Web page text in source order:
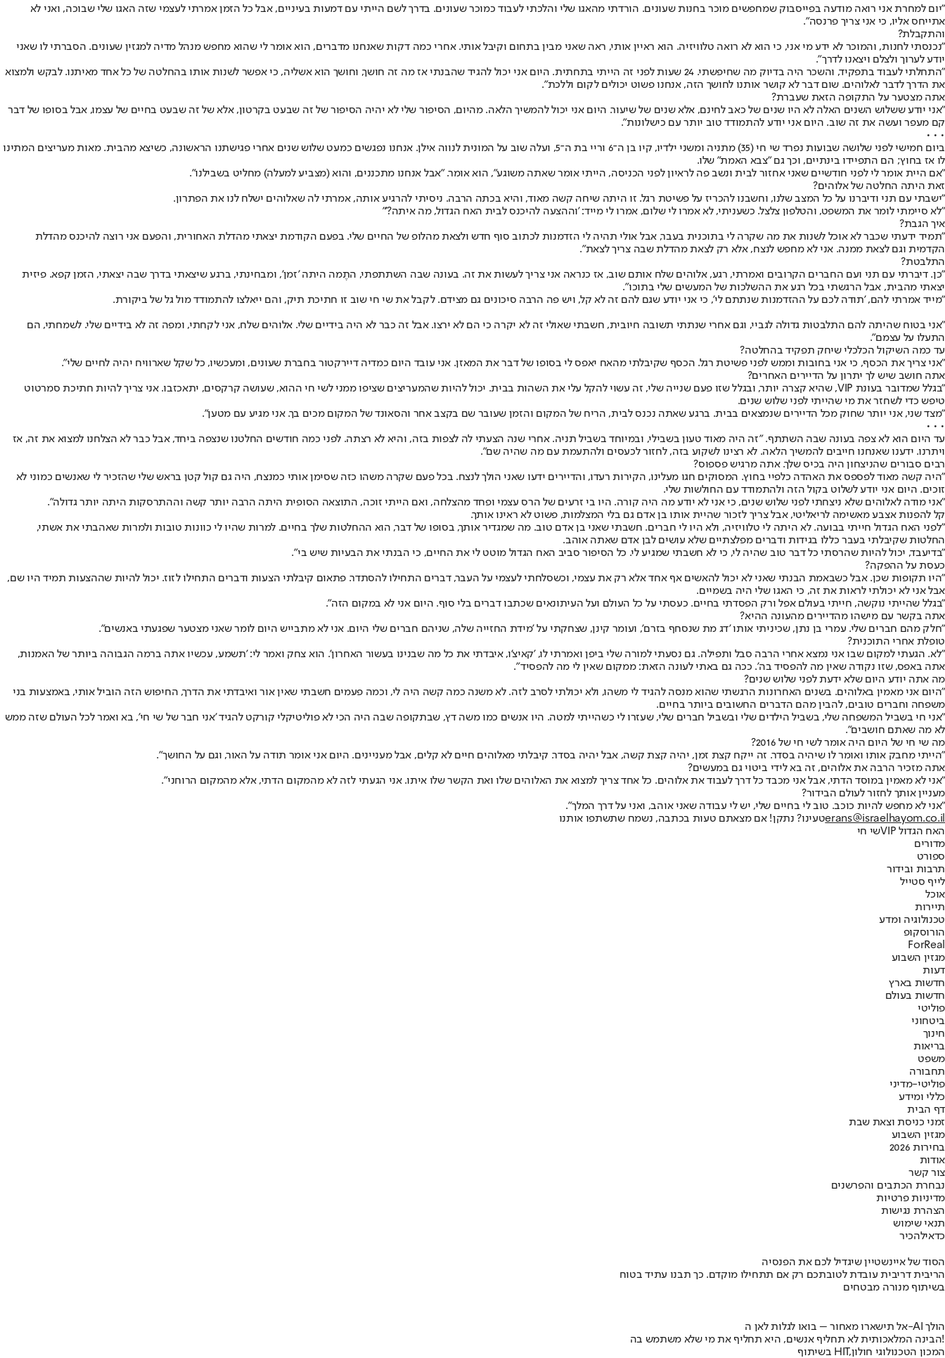
"יום למחרת אני רואה מודעה בפייסבוק שמחפשים מוכר בחנות שעונים. הורדתי מהאגו שלי והלכתי לעבוד כמוכר שעונים. בדרך לשם הייתי עם דמעות בעיניים, אבל כל הזמן אמרתי לעצמי שזה האגו שלי שבוכה, ואני לא
אתייחס אליו, כי אני צריך פרנסה".
והתקבלת?
"נכנסתי לחנות, והמוכר לא ידע מי אני, כי הוא לא רואה טלוויזיה. הוא ראיין אותי, ראה שאני מבין בתחום וקיבל אותי. אחרי כמה דקות שאנחנו מדברים, הוא אומר לי שהוא מחפש מנהל מדיה למגזין שעונים. הסברתי לו שאני
יודע לערוך ולצלם ויצאנו לדרך".
"התחלתי לעבוד בתפקיד, והשכר היה בדיוק מה שחיפשתי. 24 שעות לפני זה הייתי בתחתית. היום אני יכול להגיד שהבנתי אז מה זה חושך, וחושך הוא אשליה, כי אפשר לשנות אותו בהחלטה של כל אחד מאיתנו. לבקש ולמצוא
את הדרך לדבר לאלוהים. שום דבר לא קושר אותנו לחושך הזה, אנחנו פשוט יכולים לקום וללכת".
אתה מצטער על התקופה הזאת שעברת?
"אני יודע ששלוש השנים האלה לא היו שנים של כאב לחינם, אלא שנים של שיעור. היום אני יכול להמשיך הלאה. מהיום, הסיפור שלי לא יהיה הסיפור של זה שבעט בקרטון, אלא של זה שבעט בחיים של עצמו, אבל בסופו של דבר
קם מעפר ועשה את זה שוב. היום אני יודע להתמודד טוב יותר עם כישלונות".
• • •
ביום חמישי לפני שלושה שבועות נפרד שי חי (35) מתניה ומשני ילדיו, קיו בן ה־6 וריי בת ה־5, ועלה שוב על המונית לנווה אילן. אנחנו נפגשים כמעט שלוש שנים אחרי פגישתנו הראשונה, כשיצא מהבית. מאות מעריצים המתינו
לו אז בחוץ; הם התפיידו בינתיים, וכך גם "צבא האמת" שלו.
"אם היית אומר לי לפני חודשיים שאני אחזור לבית ונשב פה לראיון לפני הכניסה, הייתי אומר שאתה משוגע", הוא אומר. "אבל אנחנו מתכננים, והוא (מצביע למעלה) מחליט בשבילנו".
זאת היתה החלטה של אלוהים?
"ישבתי עם תני ודיברנו על כל המצב שלנו, וחשבנו להכריז על פשיטת רגל. זו היתה שיחה קשה מאוד, והיא בכתה הרבה. ניסיתי להרגיע אותה, אמרתי לה שאלוהים ישלח לנו את הפתרון.
"לא סיימתי לומר את המשפט, והטלפון צלצל. כשעניתי, לא אמרו לי שלום, אמרו לי מייד: 'וההצעה להיכנס לבית האח הגדול, מה איתה?'"
איך הגבת?
"תמיד ידעתי שכבר לא אוכל לשנות את מה שקרה לי בתוכנית בעבר, אבל אולי תהיה לי הזדמנות לכתוב סוף חדש ולצאת מהלופ של החיים שלי. בפעם הקודמת יצאתי מהדלת האחורית, והפעם אני רוצה להיכנס מהדלת
הקדמית וגם לצאת ממנה. אני לא מחפש לנצח, אלא רק לצאת מהדלת שבה צריך לצאת".
התלבטת?
"כן. דיברתי עם תני ועם החברים הקרובים ואמרתי, רגע, אלוהים שלח אותם שוב, אז כנראה אני צריך לעשות את זה. בעונה שבה השתתפתי, התֶמה היתה 'זמן', ומבחינתי, ברגע שיצאתי בדרך שבה יצאתי, הזמן קפא. פיזית
יצאתי מהבית, אבל הרגשתי בכל רגע את ההשלכות של המעשים שלי בתוכו".
"מייד אמרתי להם, 'תודה לכם על ההזדמנות שנתתם לי', כי אני יודע שגם להם זה לא קל, ויש פה הרבה סיכונים גם מצידם. לקבל את שי חי שוב זו חתיכת תיק, והם ייאלצו להתמודד מול גל של ביקורת.
"אני בטוח שהיתה להם התלבטות גדולה לגביי, וגם אחרי שנתתי תשובה חיובית, חשבתי שאולי זה לא יקרה כי הם לא ירצו. אבל זה כבר לא היה בידיים שלי. אלוהים שלח, אני לקחתי, ומפה זה לא בידיים שלי. לשמחתי, הם
התעלו על עצמם".
עד כמה השיקול הכלכלי שיחק תפקיד בהחלטה?
"אני צריך את הכסף, כי אני בחובות וממש לפני פשיטת רגל. הכסף שקיבלתי מהאח יאפס לי בסופו של דבר את המאזן. אני עובד היום כמדיה דיירקטור בחברת שעונים, ומעכשיו, כל שקל שארוויח יהיה לחיים שלי".
אתה חושב שיש לך יתרון על הדיירים האחרים?
"בגלל שמדובר בעונת VIP, שהיא קצרה יותר, ובגלל שזו פעם שנייה שלי, זה עשוי להקל עלי את השהות בבית. יכול להיות שהמעריצים שציפו ממני לשי חי ההוא, שעושה קרקסים, יתאכזבו. אני צריך להיות חתיכת סמרטוט
טיפש כדי לשחזר את מי שהייתי לפני שלוש שנים.
"מצד שני, אני יותר שחוק מכל הדיירים שנמצאים בבית. ברגע שאתה נכנס לבית, הריח של המקום והזמן שעובר שם בקצב אחר והסאונד של המקום מכים בך. אני מגיע עם מטען".
• • •
עד היום הוא לא צפה בעונה שבה השתתף. "זה היה מאוד טעון בשבילי, ובמיוחד בשביל תניה. אחרי שנה הצעתי לה לצפות בזה, והיא לא רצתה. לפני כמה חודשים החלטנו שנצפה ביחד, אבל כבר לא הצלחנו למצוא את זה, אז
ויתרנו. ידענו שאנחנו חייבים להמשיך הלאה. לא רצינו לשקוע בזה, לחזור לכעסים ולהתעמת עם מה שהיה שם".
רבים סבורים שהניצחון היה בכיס שלך. אתה מרגיש פספוס?
"היה קשה מאוד לפספס את האהדה כלפיי בחוץ. המסוקים חגו מעלינו, הקירות רעדו, והדיירים ידעו שאני הולך לנצח. בכל פעם שקרה משהו כזה שסימן אותי כמנצח, היה גם קול קטן בראש שלי שהזכיר לי שאנשים כמוני לא
זוכים. היום אני יודע לשלוט בקול הזה ולהתמודד עם החולשות שלי.
"אני מודה לאלוהים שלא ניצחתי לפני שלוש שנים, כי אני לא יודע מה היה קורה. היו בי זרעים של הרס עצמי ופחד מהצלחה, ואם הייתי זוכה, התוצאה הסופית היתה הרבה יותר קשה וההתרסקות היתה יותר גדולה".
קל להפנות אצבע מאשימה לריאליטי, אבל צריך לזכור שהיית אותו בן אדם גם בלי המצלמות, פשוט לא ראינו אותך.
"לפני האח הגדול חייתי בבועה. לא היתה לי טלוויזיה, ולא היו לי חברים. חשבתי שאני בן אדם טוב. מה שמגדיר אותך, בסופו של דבר, הוא ההחלטות שלך בחיים. למרות שהיו לי כוונות טובות ולמרות שאהבתי את אשתי,
החלטות שקיבלתי בעבר כללו בגידות ודברים מפלצתיים שלא עושים לבן אדם שאתה אוהב.
"בדיעבד, יכול להיות שהרסתי כל דבר טוב שהיה לי, כי לא חשבתי שמגיע לי. כל הסיפור סביב האח הגדול מוטט לי את החיים, כי הבנתי את הבעיות שיש בי".
כעסת על ההפקה?
"היו תקופות שכן. אבל כשבאמת הבנתי שאני לא יכול להאשים אף אחד אלא רק את עצמי, וכשסלחתי לעצמי על העבר, דברים התחילו להסתדר. פתאום קיבלתי הצעות ודברים התחילו לזוז. יכול להיות שההצעות תמיד היו שם,
אבל אני לא יכולתי לראות את זה, כי האגו שלי היה בשמיים.
"בגלל שהייתי נוקשה, חייתי בעולם אפל ורק הפסדתי בחיים. כעסתי על כל העולם ועל העיתונאים שכתבו דברים בלי סוף. היום אני לא במקום הזה".
אתה בקשר עם מישהו מהדיירים מהעונה ההיא?
"חלק מהם חברים שלי. עמרי בן נתן, שכיניתי אותו 'דג מת שנסחף בזרם', ועומר קינן, שצחקתי על 'מידת החזייה שלה, שניהם חברים שלי היום. אני לא מתבייש היום לומר שאני מצטער שפגעתי באנשים".
טופלת אחרי התוכנית?
"לא. הגעתי למקום שבו אני נמצא אחרי הרבה סבל ותפילה. גם נסעתי למורה שלי ביפן ואמרתי לו, 'קאיצ'ו, איבדתי את כל מה שבנינו בעשור האחרון'. הוא צחק ואמר לי: 'תשמע, עכשיו אתה ברמה הגבוהה ביותר של האמנות,
אתה באפס, שזו נקודה שאין מה להפסיד בה'. ככה גם באתי לעונה הזאת: ממקום שאין לי מה להפסיד".
מה אתה יודע היום שלא ידעת לפני שלוש שנים?
"היום אני מאמין באלוהים. בשנים האחרונות הרגשתי שהוא מנסה להגיד לי משהו, ולא יכולתי לסרב לזה. לא משנה כמה קשה היה לי, וכמה פעמים חשבתי שאין אור ואיבדתי את הדרך, החיפוש הזה הוביל אותי, באמצעות בני
משפחה וחברים טובים, להבין מהם הדברים החשובים ביותר בחיים.
"אני חי בשביל המשפחה שלי, בשביל הילדים שלי ובשביל חברים שלי, שעזרו לי כשהייתי למטה. היו אנשים כמו משה דץ, שבתקופה שבה היה הכי לא פוליטיקלי קורקט להגיד 'אני חבר של שי חי', בא ואמר לכל העולם שזה ממש
לא מה שאתם חושבים".
מה שי חי של היום היה אומר לשי חי של 2016?
"הייתי מחבק אותו ואומר לו שיהיה בסדר. זה ייקח קצת זמן, יהיה קצת קשה, אבל יהיה בסדר. קיבלתי מאלוהים חיים לא קלים, אבל מעניינים. היום אני אומר תודה על האור, וגם על החושך".
אתה מזכיר הרבה את אלוהים, זה בא לידי ביטוי גם במעשים?
"אני לא מאמין במוסד הדתי, אבל אני מכבד כל דרך לעבוד את אלוהים. כל אחד צריך למצוא את האלוהים שלו ואת הקשר שלו איתו. אני הגעתי לזה לא מהמקום הדתי, אלא מהמקום הרוחני".
מעניין אותך לחזור לעולם הבידור?
"אני לא מחפש להיות כוכב. טוב לי בחיים שלי, יש לי עבודה שאני אוהב, ואני על דרך המלך".
erans@israelhayom.co.ilטעינו? נתקן! אם מצאתם טעות בכתבה, נשמח שתשתפו אותנו
האח הגדול VIP
שי חי
מדורים
ספורט
תרבות ובידור
לייף סטייל
אוכל
תיירות
טכנולוגיה ומדע
הורוסקופ
ForReal
מגזין השבוע
דעות
חדשות בארץ
חדשות בעולם
פוליטי
ביטחוני
חינוך
בריאות
משפט
תחבורה
פוליטי-מדיני
כללי ומידע
דף הבית
זמני כניסת וצאת שבת
מגזין השבוע
בחירות 2026
אודות
צור קשר
נבחרת הכתבים והפרשנים
מדיניות פרטיות
הצהרת נגישות
תנאי שימוש
כדאילהכיר
הסוד של איינשטיין שיגדיל לכם את הפנסיה
הריבית דריבית עובדת לטובתכם רק אם תתחילו מוקדם. כך תבנו עתיד בטוח
בשיתוף מנורה מבטחים
אל תישארו מאחור – בואו לגלות לאן ה-AI הולך
הבינה המלאכותית לא תחליף אנשים, היא תחליף את מי שלא משתמש בה!
בשיתוף HIT,המכון הטכנולוגי חולון